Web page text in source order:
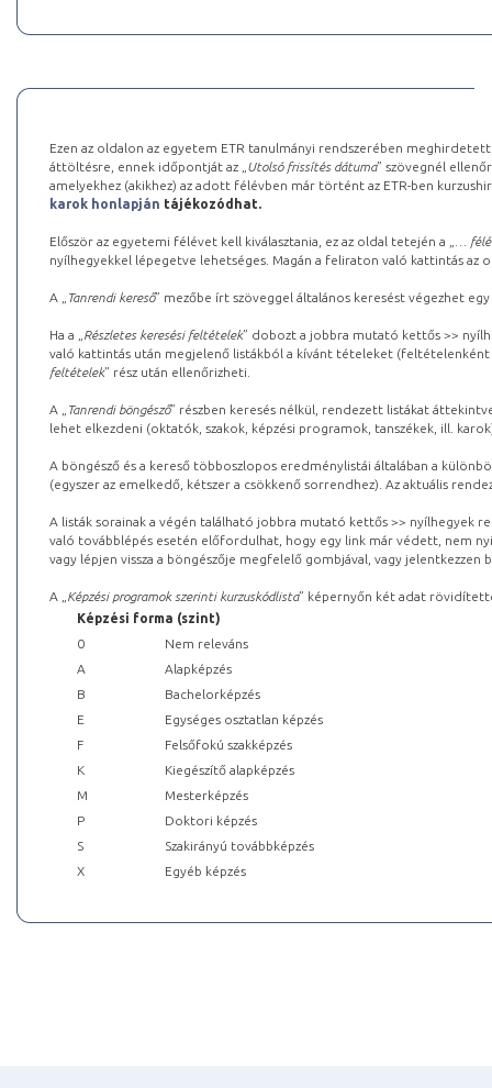
Ezen az oldalon az egyetem ETR tanulmányi rendszerében
áttöltésre, ennek időpontját az „ Utolsó frissítés dátuma” szövegnél
amelyekhez (akikhez) az adott félévben már történt az ETR-ben
karok honlapján tájékozódhat.
Először az egyetemi félévet kell kiválasztania, ez az oldal tetején a „
…
nyílhegyekkel lépegetve lehetséges. Magán a feliraton való kattintás az
A „ Tanrendi kereső” mezőbe írt szöveggel általános keresést végezhet
Ha a „ Részletes keresési feltételek” dobozt a jobbra mutató kettős >>
való kattintás után megjelenő listákból a kívánt tételeket (feltételenként
feltételek” rész után ellenőrizheti.
A „ Tanrendi böngésző” részben keresés nélkül, rendezett listákat
lehet elkezdeni (oktatók, szakok, képzési programok, tanszékek, ill.
A böngésző és a kereső többoszlopos eredménylistái általában a
(egyszer az emelkedő, kétszer a csökkenő sorrendhez). Az aktuális
A listák sorainak a végén található jobbra mutató kettős >> nyílhegyek
való továbblépés esetén előfordulhat, hogy egy link már védett, nem
vagy lépjen vissza a böngészője megfelelő gombjával, vagy
A „ Képzési programok szerinti kurzuskódlista” képernyőn két adat
Képzési forma (szint)
0
Nem releváns
A
Alapképzés
B
Bachelorképzés
E
Egységes osztatlan képzés
F
Felsőfokú szakképzés
K
Kiegészítő alapképzés
M
Mesterképzés
P
Doktori képzés
S
Szakirányú továbbképzés
X
Egyéb képzés